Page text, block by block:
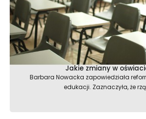
Jakie zmiany w
Barbara Nowacka zapowiedziała
edukacji. Zaznaczyła, że